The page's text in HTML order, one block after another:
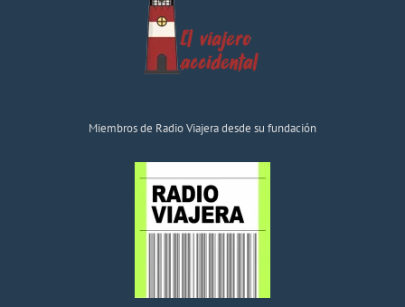
Miembros de Radio Viajera desde su fundación